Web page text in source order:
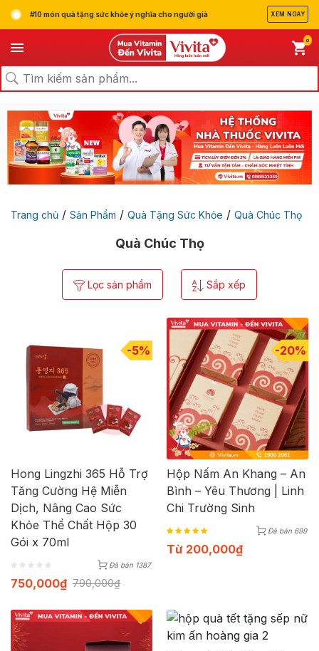
#10 món quà tặng sức khỏe ý nghĩa cho người già XEM NGAY
0
Trang chủ / Sản Phẩm / Quà Tặng Sức Khỏe / Quà Chúc Thọ
Quà Chúc Thọ
Lọc sản phẩm Sắp xếp
-5%
Hong Lingzhi 365 Hỗ Trợ
Tăng Cường Hệ Miễn
Dịch, Nâng Cao Sức
Khỏe Thể Chất Hộp 30
Gói x 70ml
Đã bán 1387
790,000₫
750,000₫
-20%
Hộp Nấm An Khang – An
Bình – Yêu Thương | Linh
Chi Trường Sinh
Đã bán 699
Từ 200,000₫